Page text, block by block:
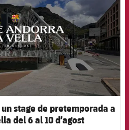
stage de pretemporada a
del 6 al 10 d’agost